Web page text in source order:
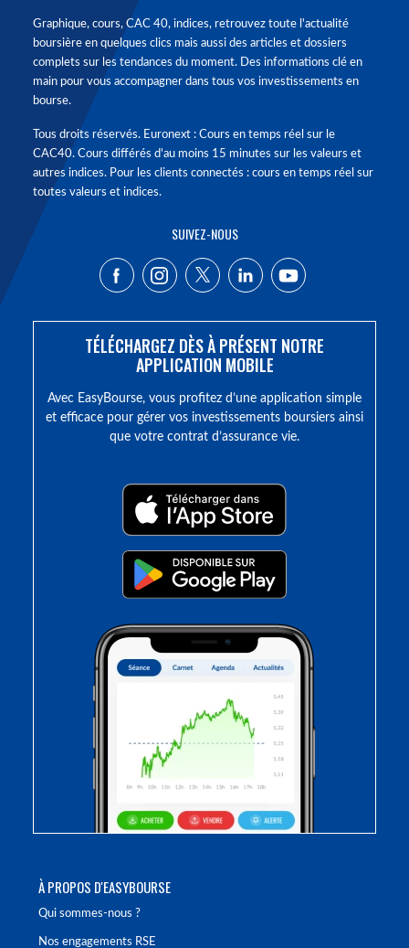
À PROPOS D'EASYBOURSE
Qui sommes-nous ?
Nos engagements RSE
Graphique, cours, CAC 40, indices, retrouvez toute l'actualité
boursière en quelques clics mais aussi des articles et dossiers
complets sur les tendances du moment. Des informations clé en
main pour vous accompagner dans tous vos investissements en
bourse.
Tous droits réservés. Euronext : Cours en temps réel sur le
CAC40. Cours différés d'au moins 15 minutes sur les valeurs et
autres indices. Pour les clients connectés : cours en temps réel sur
toutes valeurs et indices.
SUIVEZ-NOUS
TÉLÉCHARGEZ DÈS À PRÉSENT NOTRE
APPLICATION MOBILE
Avec EasyBourse, vous profitez d’une application simple
et efficace pour gérer vos investissements boursiers ainsi
que votre contrat d’assurance vie.